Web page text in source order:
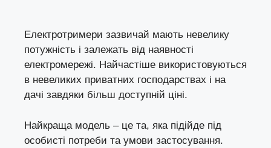
Електротримери зазвичай мають невелику
потужність і залежать від наявності
електромережі. Найчастіше використовуються
в невеликих приватних господарствах і на
дачі завдяки більш доступній ціні.
Найкраща модель – це та, яка підійде під
особисті потреби та умови застосування.